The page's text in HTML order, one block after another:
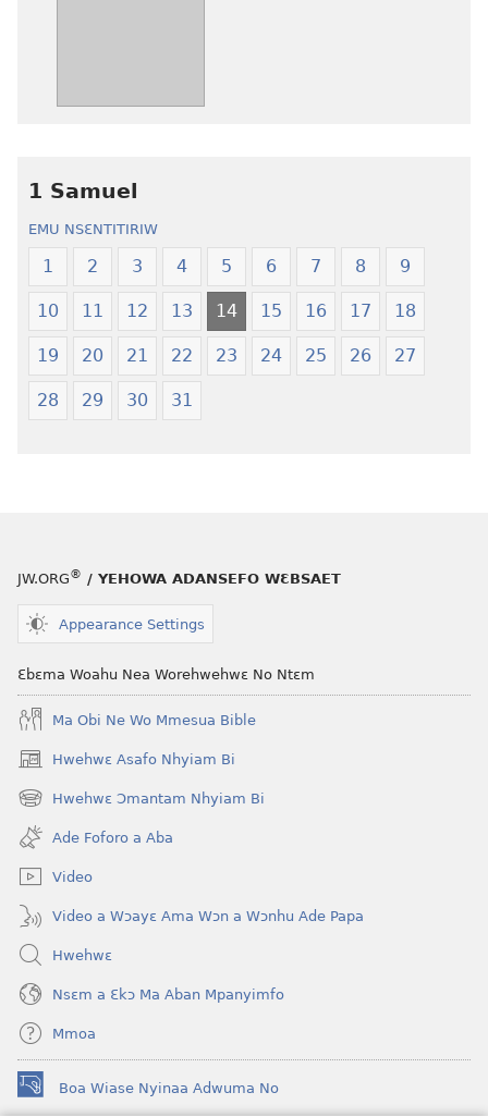
Nkyerɛase
(2021 Nkyerɛase
Foforo)
Foforo
Nkyerɛase
(2021
Foforo)
1 Samuel
EMU NSƐNTITIRIW
1 2 3 4 5 6 7 8 9
10 11 12 13 14 15 16 17 18
19 20 21 22 23 24 25 26 27
28 29 30 31
JW.ORG® / YEHOWA ADANSEFO WƐBSAET
Appearance Settings
Ɛbɛma Woahu Nea Worehwehwɛ No Ntɛm
Ma Obi Ne Wo Mmesua Bible
Hwehwɛ Asafo Nhyiam Bi
(opens
new
window)
Hwehwɛ Ɔmantam Nhyiam Bi
(opens
new
window)
Ade Foforo a Aba
Video
Video a Wɔayɛ Ama Wɔn a Wɔnhu Ade Papa
Hwehwɛ
Nsɛm a Ɛkɔ Ma Aban Mpanyimfo
Mmoa
Boa Wiase Nyinaa Adwuma No
(opens